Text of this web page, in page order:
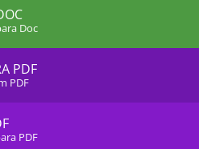
Doc
PDF
PDF
PDF